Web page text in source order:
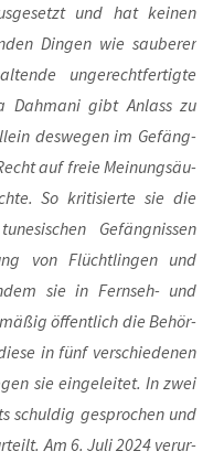
und hat kei­nen
Din­gen wie sau­be­rer
unge­recht­fer­tig­te
Dah­ma­ni gibt Anlass zu
des­we­gen im Gefäng­
auf freie Mei­nungs­äu­
So kri­ti­sier­te sie die
Gefäng­nis­sen
von Flücht­lin­gen und
sie in Fern­seh- und
öffent­lich die Behör­
in fünf ver­schie­de­nen
sie ein­ge­lei­tet. In zwei
schul­dig gespro­chen und
Am 6. Juli 2024 ver­ur­